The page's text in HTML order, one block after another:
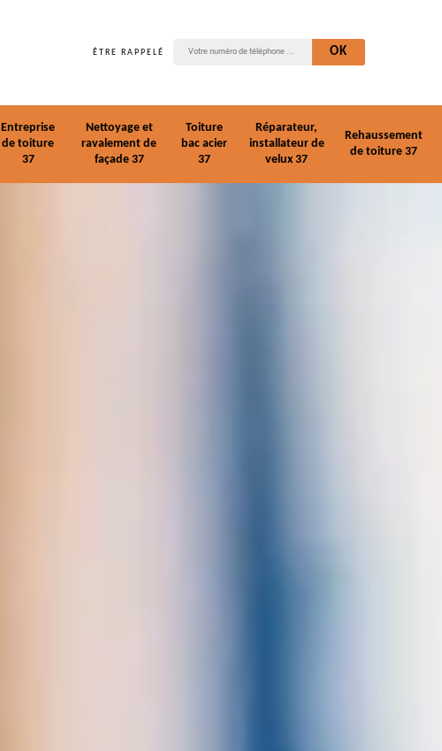
ÊTRE RAPPELÉ
Entreprise
de toiture
37
Nettoyage et
ravalement de
façade 37
Toiture
bac acier
37
Réparateur,
installateur de
velux 37
Rehaussement
de toiture 37